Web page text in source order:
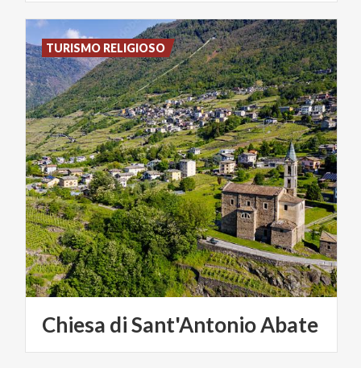
Chiesa diSant'AntonioAbate
TURISMO RELIGIOSO